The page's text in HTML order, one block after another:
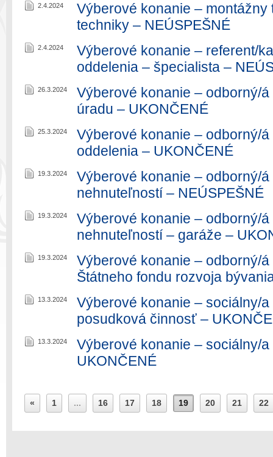
2.4.2024
Výberové konanie –
techniky – NEÚSPEŠNÉ
2.4.2024
Výberové konanie – referent/
oddelenia – špecialista –
26.3.2024
Výberové konanie – odborný/
úradu – UKONČENÉ
25.3.2024
Výberové konanie – odborný/
oddelenia – UKONČENÉ
19.3.2024
Výberové konanie – odborný/
nehnuteľností – NEÚSPEŠNÉ
19.3.2024
Výberové konanie – odborný/
nehnuteľností – garáže –
19.3.2024
Výberové konanie – odborný/
Štátneho fondu rozvoja
13.3.2024
Výberové konanie – sociálny/
posudková činnosť –
13.3.2024
Výberové konanie – sociálny/
UKONČENÉ
« 1 ... 16 17 18 19 20 21 22